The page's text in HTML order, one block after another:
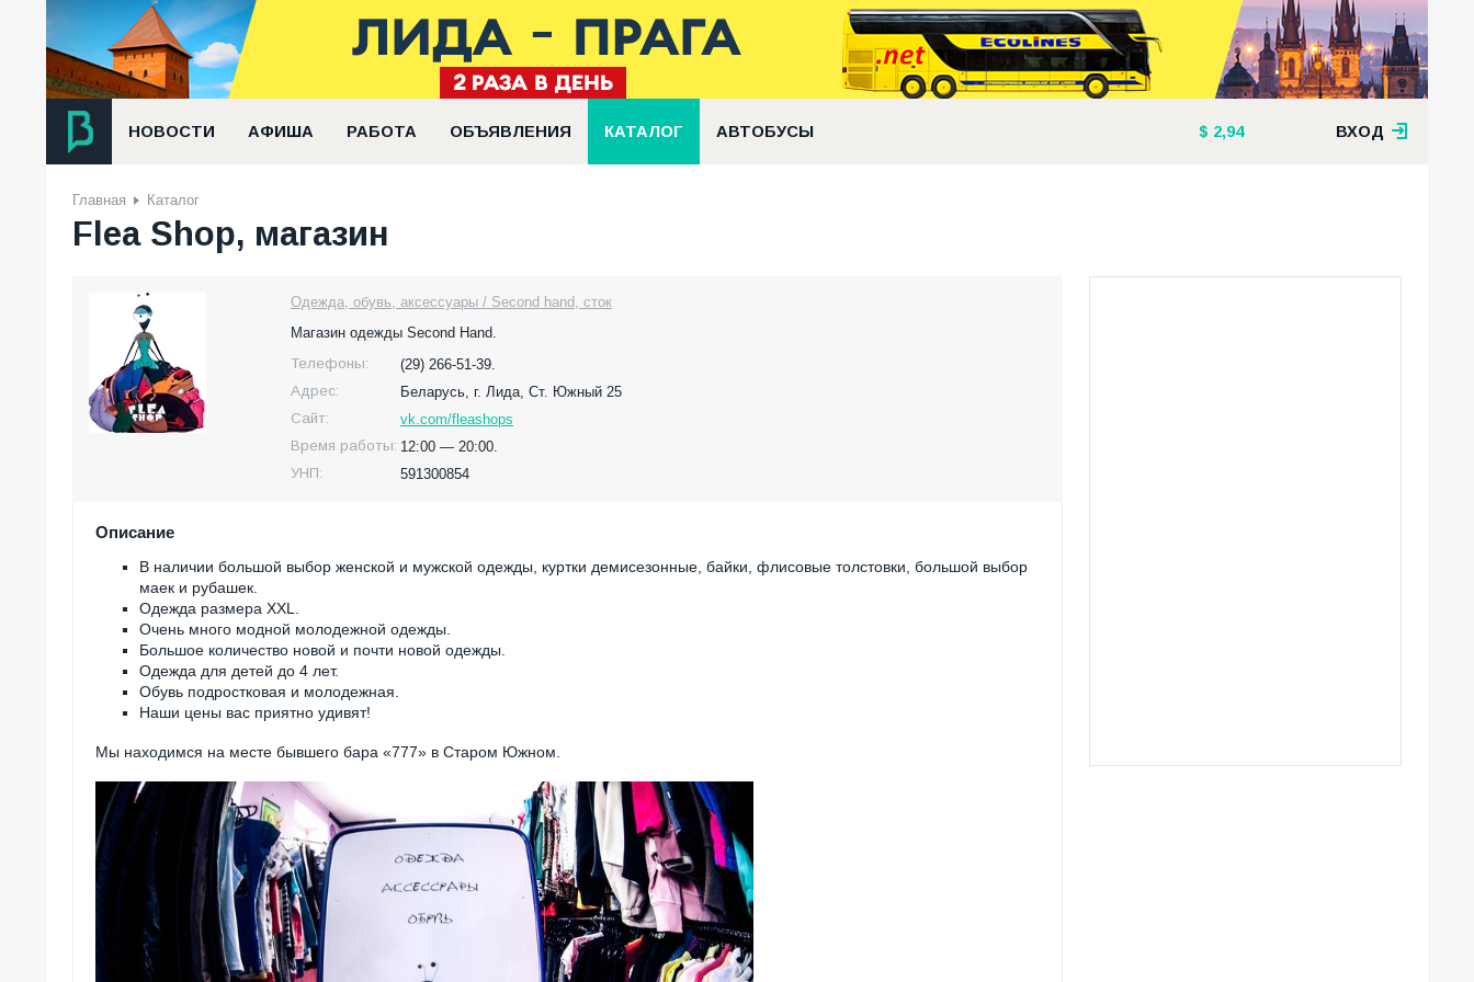
НОВОСТИ АФИША РАБОТА ОБЪЯВЛЕНИЯ КАТАЛОГ АВТОБУСЫ 2,94 ВХОД
Главная Каталог
Flea Shop, магазин
Одежда, обувь, аксессуары / Second hand, сток
Магазин одежды Second Hand.
Телефоны:
(29) 266-51-39.
Адрес:
Беларусь, г. Лида, Ст. Южный 25
Сайт:
vk.com/fleashops
Время работы: 12:00 — 20:00.
УНП:
591300854
Описание
В наличии большой выбор женской и мужской одежды, куртки демисезонные, байки, флисовые толстовки, большой выбор
маек и рубашек.
Одежда размера XXL.
Очень много модной молодежной одежды.
Большое количество новой и почти новой одежды.
Одежда для детей до 4 лет.
Обувь подростковая и молодежная.
Наши цены вас приятно удивят!
Мы находимся на месте бывшего бара «777» в Старом Южном.